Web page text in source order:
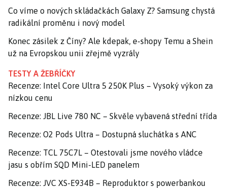
Co víme o nových skládačkách Galaxy Z? Samsung chystá
radikální proměnu i nový model
Konec zásilek z Číny? Ale kdepak, e-shopy Temu a Shein
už na Evropskou unii zřejmě vyzrály
TESTY A ŽEBŘÍČKY
Recenze: Intel Core Ultra 5 250K Plus – Vysoký výkon za
nízkou cenu
Recenze: JBL Live 780 NC – Skvěle vybavená střední třída
Recenze: O2 Pods Ultra – Dostupná sluchátka s ANC
Recenze: TCL 75C7L – Otestovali jsme nového vládce
jasu s obřím SQD Mini-LED panelem
Recenze: JVC XS-E934B – Reproduktor s powerbankou